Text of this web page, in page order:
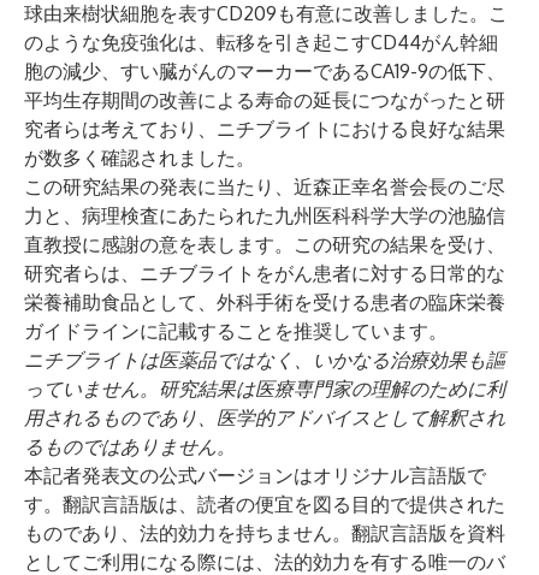
球由来樹状細胞を表すCD209も有意に改善しました。こ
のような免疫強化は、転移を引き起こすCD44がん幹細
胞の減少、すい臓がんのマーカーであるCA19-9の低下、
平均生存期間の改善による寿命の延長につながったと研
究者らは考えており、ニチブライトにおける良好な結果
が数多く確認されました。
この研究結果の発表に当たり、近森正幸名誉会長のご尽
力と、病理検査にあたられた九州医科科学大学の池脇信
直教授に感謝の意を表します。この研究の結果を受け、
研究者らは、ニチブライトをがん患者に対する日常的な
栄養補助食品として、外科手術を受ける患者の臨床栄養
ガイドラインに記載することを推奨しています。
ニチブライトは医薬品ではなく、いかなる治療効果も謳
っていません。研究結果は医療専門家の理解のために利
用されるものであり、医学的アドバイスとして解釈され
るものではありません。
本記者発表文の公式バージョンはオリジナル言語版で
す。翻訳言語版は、読者の便宜を図る目的で提供された
ものであり、法的効力を持ちません。翻訳言語版を資料
としてご利用になる際には、法的効力を有する唯一のバ